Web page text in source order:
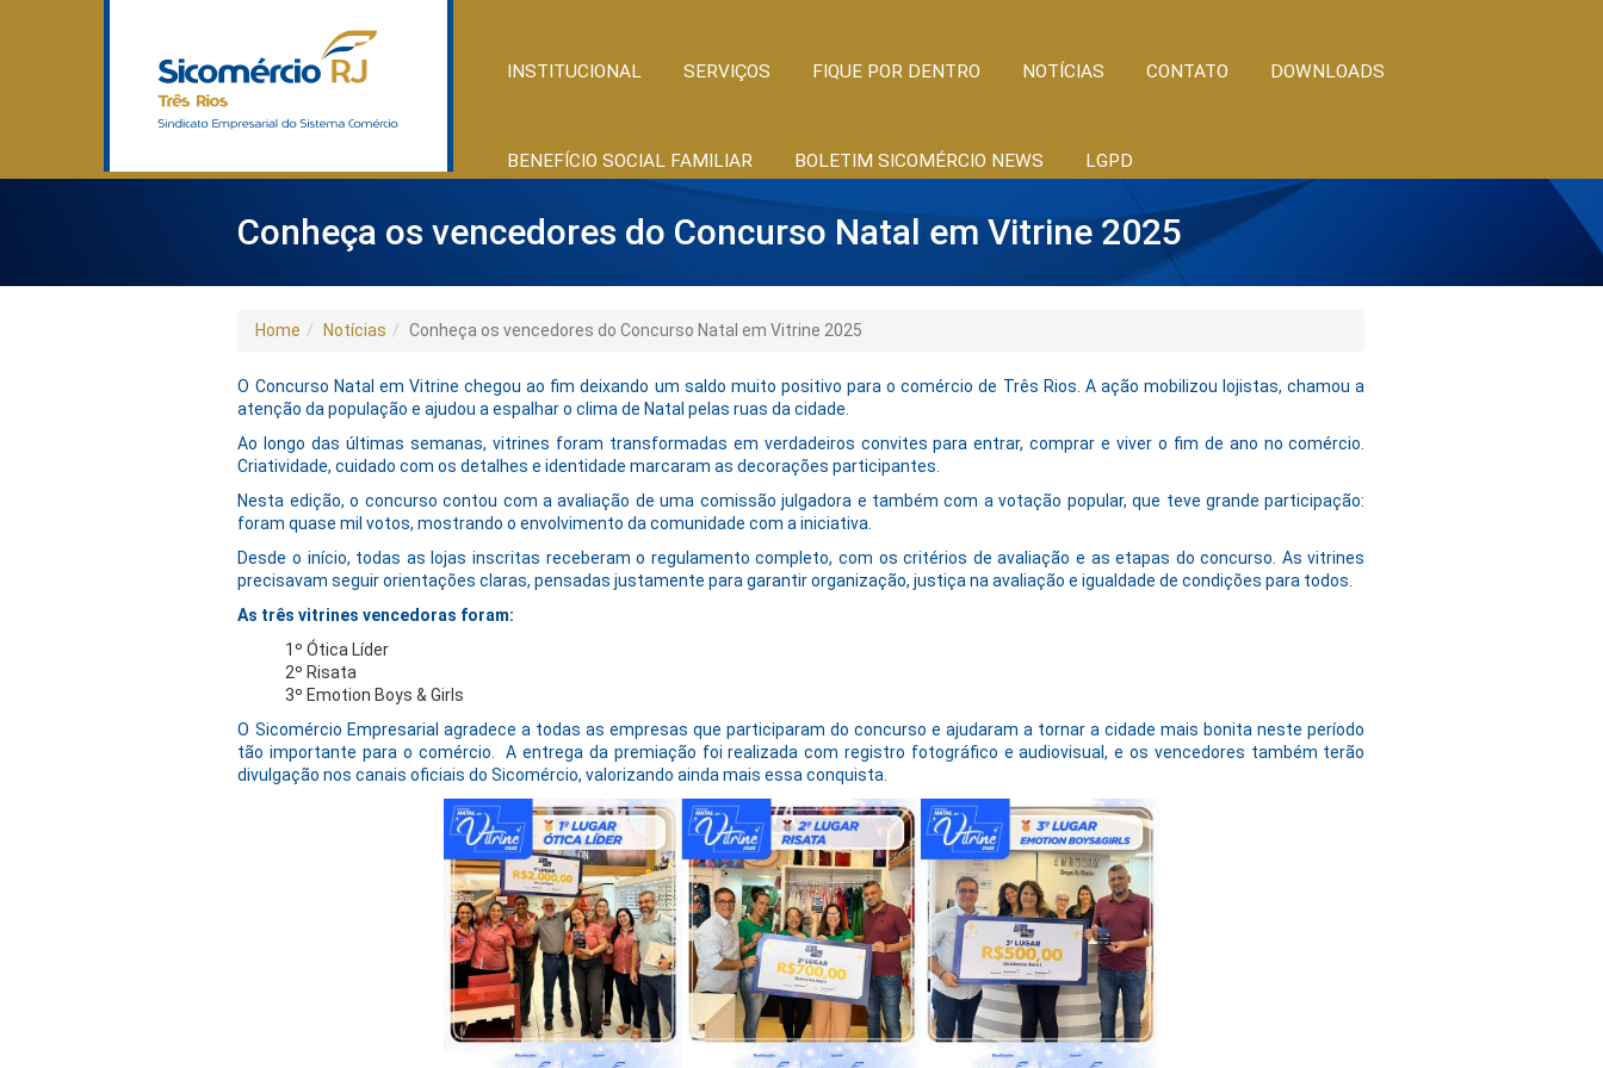
INSTITUCIONAL SERVIÇOS FIQUE POR DENTRO NOTÍCIAS CONTATO DOWNLOADS
BENEFÍCIO SOCIAL FAMILIAR BOLETIM SICOMÉRCIO NEWS LGPD
Conheça os vencedores do Concurso Natal em Vitrine 2025
Home Notícias Conheça os vencedores do Concurso Natal em Vitrine 2025
O Concurso Natal em Vitrine chegou ao fim deixando um saldo muito positivo para o comércio de Três Rios. A ação mobilizou lojistas, chamou a
atenção da população e ajudou a espalhar o clima de Natal pelas ruas da cidade.
Ao longo das últimas semanas, vitrines foram transformadas em verdadeiros convites para entrar, comprar e viver o fim de ano no comércio.
Criatividade, cuidado com os detalhes e identidade marcaram as decorações participantes.
Nesta edição, o concurso contou com a avaliação de uma comissão julgadora e também com a votação popular, que teve grande participação:
foram quase mil votos, mostrando o envolvimento da comunidade com a iniciativa.
Desde o início, todas as lojas inscritas receberam o regulamento completo, com os critérios de avaliação e as etapas do concurso. As vitrines
precisavam seguir orientações claras, pensadas justamente para garantir organização, justiça na avaliação e igualdade de condições para todos.
As três vitrines vencedoras foram:
1º Ótica Líder
2º Risata
3º Emotion Boys & Girls
O Sicomércio Empresarial agradece a todas as empresas que participaram do concurso e ajudaram a tornar a cidade mais bonita neste período
tão importante para o comércio. A entrega da premiação foi realizada com registro fotográfico e audiovisual, e os vencedores também terão
divulgação nos canais oficiais do Sicomércio, valorizando ainda mais essa conquista.